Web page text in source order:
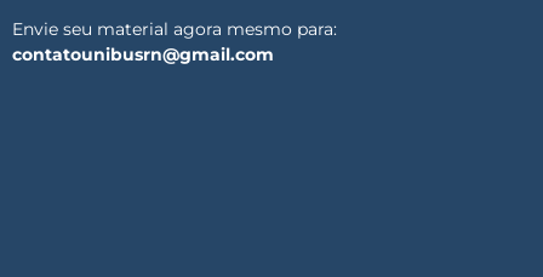
Envie seu material agora mesmo para:
contatounibusrn@gmail.com